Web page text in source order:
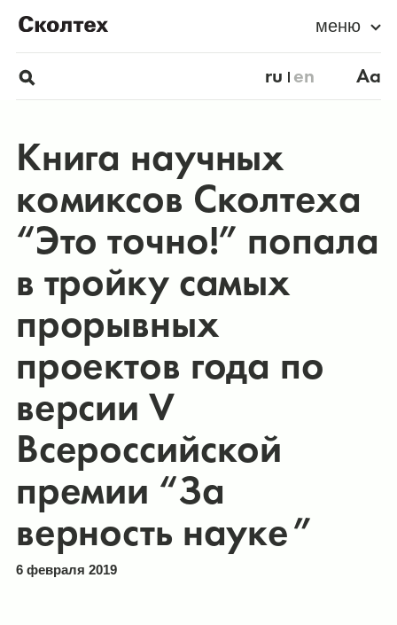
меню
ru en Aa
Книга научных
комиксов Сколтеха
“Это точно!” попала
в тройку самых
прорывных
проектов года по
версии V
Всероссийской
премии “За
верность науке”
6 февраля 2019